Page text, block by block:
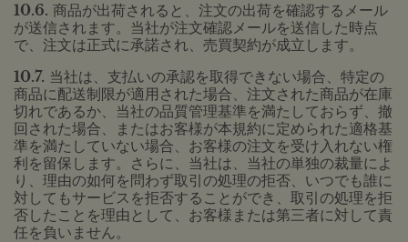
10.6. 商品が出荷されると、注文の出荷を確認するメール
が送信されます。当社が注文確認メールを送信した時点
で、注文は正式に承諾され、売買契約が成立します。
10.7. 当社は、支払いの承認を取得できない場合、特定の
商品に配送制限が適用された場合、注文された商品が在庫
切れであるか、当社の品質管理基準を満たしておらず、撤
回された場合、またはお客様が本規約に定められた適格基
準を満たしていない場合、お客様の注文を受け入れない権
利を留保します。さらに、当社は、当社の単独の裁量によ
り、理由の如何を問わず取引の処理の拒否、いつでも誰に
対してもサービスを拒否することができ、取引の処理を拒
否したことを理由として、お客様または第三者に対して責
任を負いません。